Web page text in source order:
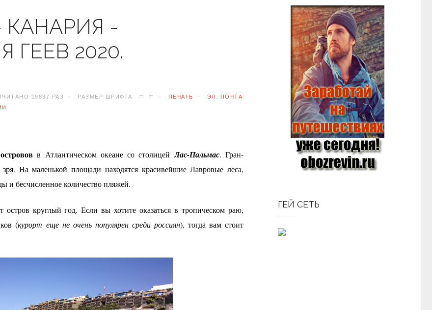
КАНАРИЯ -
2020.
19837 РАЗ РАЗМЕР ШРИФТА ПЕЧАТЬ
ЭЛ. ПОЧТА
в Атлантическом океане со столицейЛас-Пальмас. Гран-
На маленькой площади находятся красивейшие Лавровые леса,
и бесчисленное количество пляжей.
круглый год. Если вы хотите оказаться в тропическом раю,
(курорт еще не очень популярен среди россиян), тогда вам стоит
ГЕЙ СЕТЬ